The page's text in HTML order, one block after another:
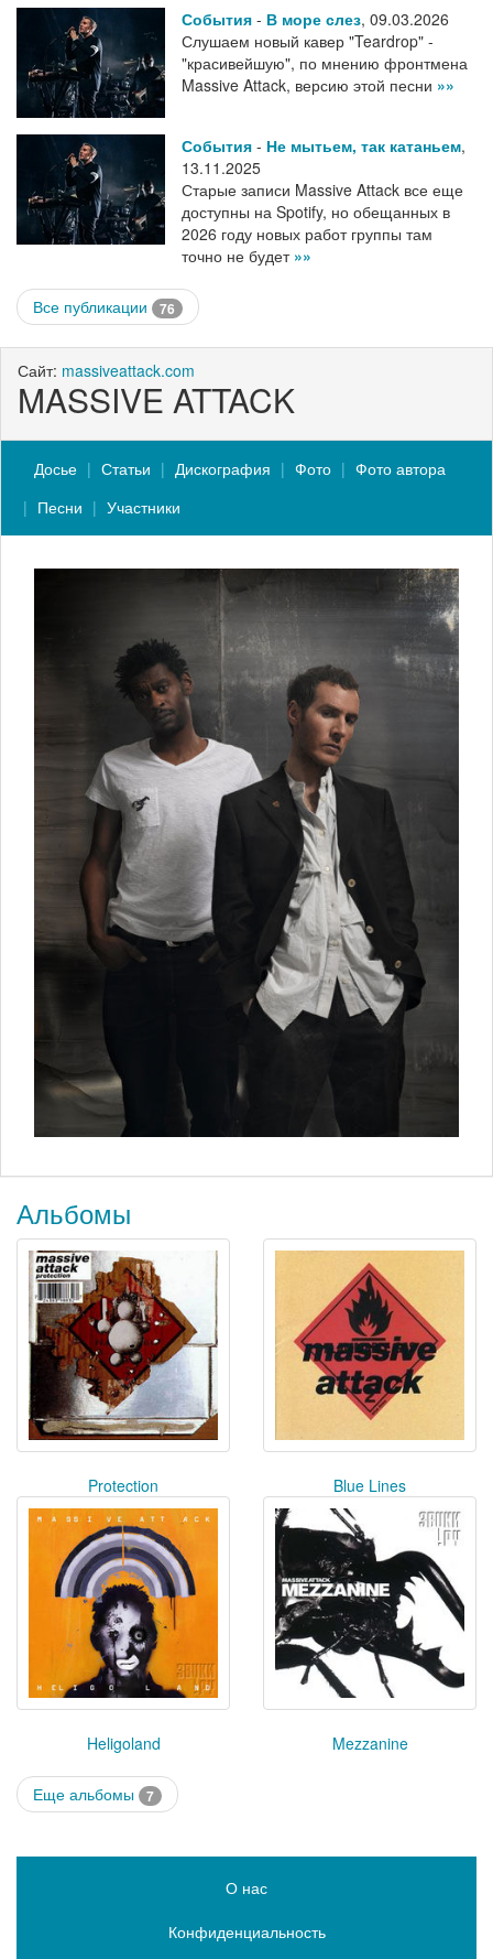
События - В море слез, 09.03.2026
Слушаем новый кавер "Teardrop" -
"красивейшую", по мнению фронтмена
Massive Attack, версию этой песни »»
События - Не мытьем, так катаньем,
13.11.2025
Старые записи Massive Attack все еще
доступны на Spotify, но обещанных в
2026 году новых работ группы там
точно не будет »»
Все публикации 76
Сайт: massiveattack.com
MASSIVE ATTACK
Досье Статьи Дискография Фото
Фото автора
Песни
Участники
Альбомы
Protection Blue Lines
Heligoland Mezzanine
Еще альбомы 7
О нас
Конфиденциальность